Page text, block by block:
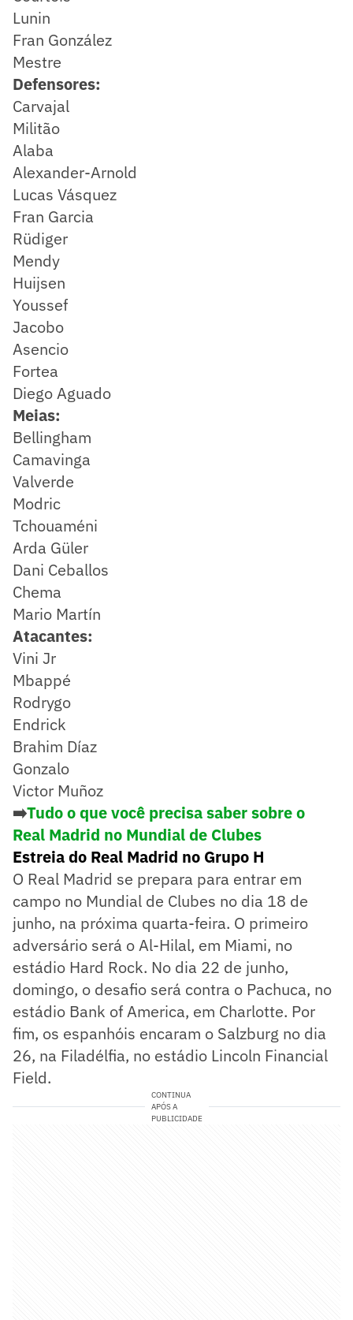
Lunin
Fran González
Mestre
Defensores:
Carvajal
Militão
Alaba
Alexander-Arnold
Lucas Vásquez
Fran Garcia
Rüdiger
Mendy
Huijsen
Youssef
Jacobo
Asencio
Fortea
Diego Aguado
Meias:
Bellingham
Camavinga
Valverde
Modric
Tchouaméni
Arda Güler
Dani Ceballos
Chema
Mario Martín
Atacantes:
Vini Jr
Mbappé
Rodrygo
Endrick
Brahim Díaz
Gonzalo
Victor Muñoz
➡️Tudo o que você precisa saber sobre o
Real Madrid no Mundial de Clubes
Estreia do Real Madrid no Grupo H
O Real Madrid se prepara para entrar em
campo no Mundial de Clubes no dia 18 de
junho, na próxima quarta-feira. O primeiro
adversário será o Al-Hilal, em Miami, no
estádio Hard Rock. No dia 22 de junho,
domingo, o desafio será contra o Pachuca, no
estádio Bank of America, em Charlotte. Por
fim, os espanhóis encaram o Salzburg no dia
26, na Filadélfia, no estádio Lincoln Financial
Field.
CONTINUA
APÓS A
PUBLICIDADE